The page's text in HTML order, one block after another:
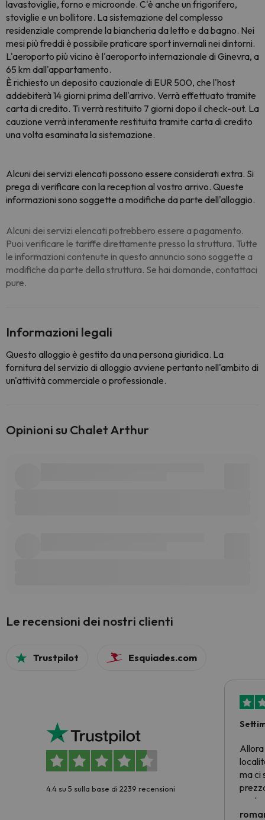
lavastoviglie, forno e microonde. C'è anche un frigorifero,
stoviglie e un bollitore. La sistemazione del complesso
residenziale comprende la biancheria da letto e da bagno. Nei
mesi più freddi è possibile praticare sport invernali nei dintorni.
L'aeroporto più vicino è l'aeroporto internazionale di Ginevra, a
65 km dall'appartamento.
È richiesto un deposito cauzionale di EUR 500, che l'host
addebiterà 14 giorni prima dell'arrivo. Verrà effettuato tramite
carta di credito. Ti verrà restituito 7 giorni dopo il check-out. La
cauzione verrà interamente restituita tramite carta di credito
una volta esaminata la sistemazione.
Alcuni dei servizi elencati possono essere considerati extra. Si
prega di verificare con la reception al vostro arrivo. Queste
informazioni sono soggette a modifiche da parte dell'alloggio.
Alcuni dei servizi elencati potrebbero essere a pagamento.
Puoi verificare le tariffe direttamente presso la struttura. Tutte
le informazioni contenute in questo annuncio sono soggette a
modifiche da parte della struttura. Se hai domande, contattaci
pure.
Informazioni legali
Questo alloggio è gestito da una persona giuridica. La
fornitura del servizio di alloggio avviene pertanto nell'ambito di
un'attività commerciale o professionale.
Opinioni su Chalet Arthur
Le recensioni dei nostri clienti
Trustpilot Esquiades.com
4.4 su 5 sulla base di 2239 recensioni
Allora
ma ci